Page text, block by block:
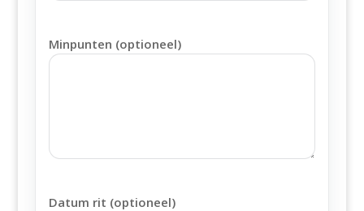
Minpunten (optioneel)
Datum rit (optioneel)